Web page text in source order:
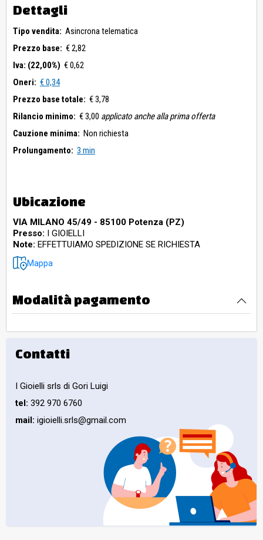
Dettagli
Tipo vendita: Asincrona telematica
Prezzo base: € 2,82
Iva: (22,00%) € 0,62
Oneri: € 0,34
Prezzo base totale: € 3,78
Rilancio minimo: € 3,00 applicato anche alla prima offerta
Cauzione minima: Non richiesta
Prolungamento: 3 min
Ubicazione
VIA MILANO 45/49 - 85100 Potenza (PZ)
Presso: I GIOIELLI
Note: EFFETTUIAMO SPEDIZIONE SE RICHIESTA
Mappa
Modalità pagamento
Contatti
I Gioielli srls di Gori Luigi
tel: 392 970 6760
mail: igioielli.srls@gmail.com